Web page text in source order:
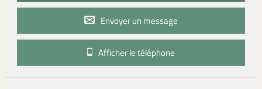
Envoyer un message
Afficher le téléphone